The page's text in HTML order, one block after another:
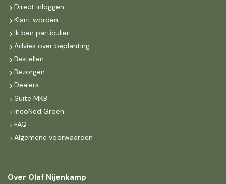
Direct inloggen
Klant worden
Ik ben particulier
Advies over beplanting
Bestellen
Bezorgen
Dealers
Suite MKB
IncoNed Groen
FAQ
Algemene voorwaarden
Over Olaf Nijenkamp